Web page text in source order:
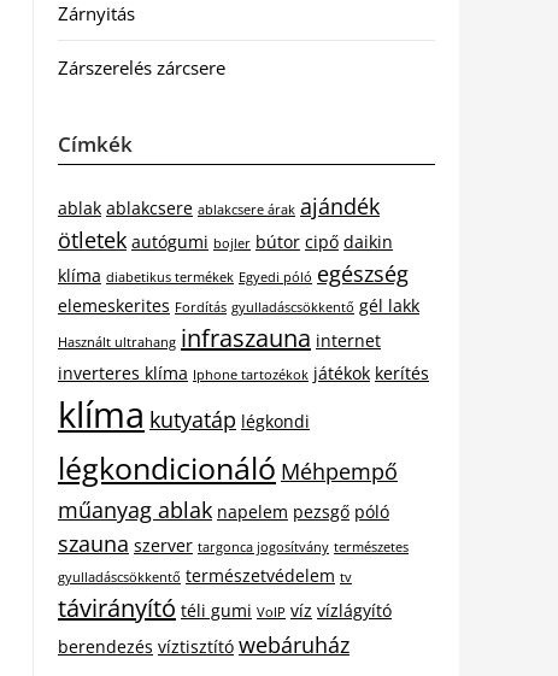
Zárnyitás
Zárszerelés zárcsere
Címkék
ablak ablakcsere ablakcsere árak ajándék
ötletek autógumi bojler bútor cipő daikin
klíma diabetikus termékek Egyedi póló egészség
elemeskerites Fordítás gyulladáscsökkentő gél lakk
Használt ultrahang infraszauna internet
inverteres klíma Iphone tartozékok játékok kerítés
klíma kutyatáp légkondi
légkondicionáló Méhpempő
műanyag ablak napelem pezsgő póló
szauna szerver targonca jogosítvány természetes
gyulladáscsökkentő természetvédelem tv
távirányító téli gumi VoIP víz vízlágyító
berendezés víztisztító webáruház